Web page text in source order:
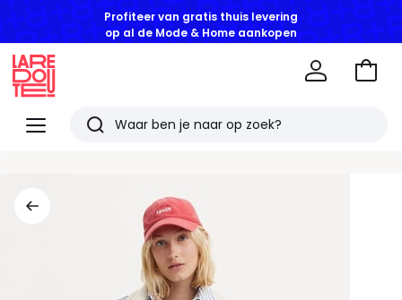
Profiteer van gratis thuis levering
op al de Mode & Home aankopen
Menu
Redoute
Zoeken
artikelen
Naar